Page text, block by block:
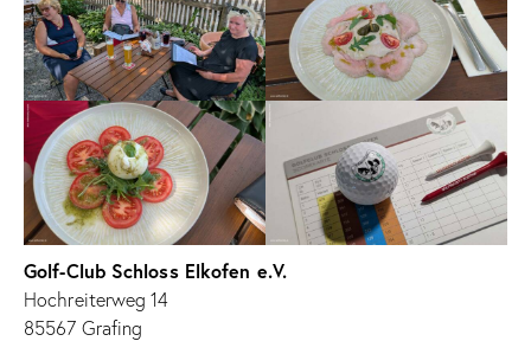
Golf-Club Schloss Elkofen e.V.
Hochreiterweg 14
85567 Grafing